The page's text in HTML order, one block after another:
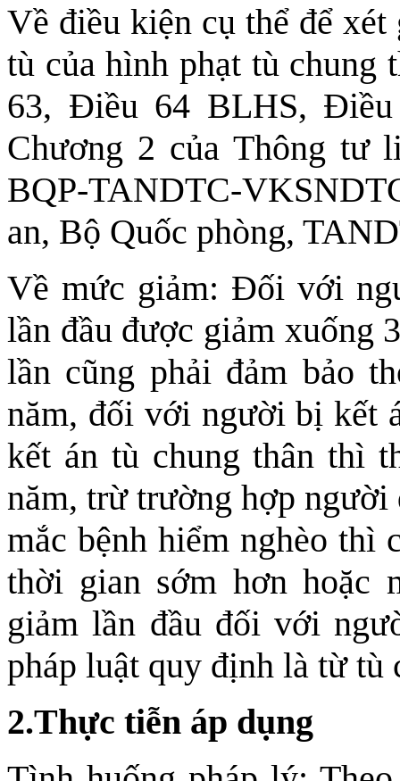
Về điều kiện cụ thể để xét
tù của hình phạt tù
63, Điều 64 BLHS,
Chương 2 của Thông tư
BQP-TANDTC-
an, Bộ Quốc phòng,
Về mức giảm: Đối với
lần đầu được giảm xuống
lần cũng phải đảm bảo
năm, đối với người bị kết
kết án tù chung thân thì
năm, trừ trường hợp người
mắc bệnh hiểm nghèo
thời gian sớm hơn hoặc
giảm lần đầu đối với
pháp luật quy định là từ tù
2.Thực tiễn áp dụng